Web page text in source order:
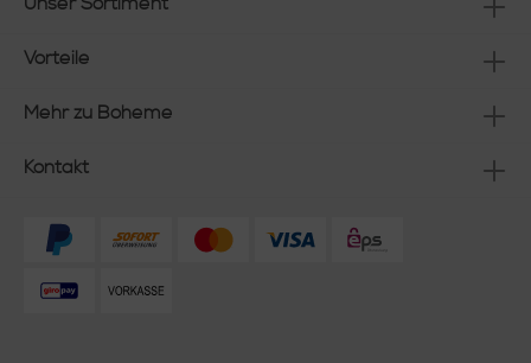
Vorteile
Mehr zu Boheme
Kontakt